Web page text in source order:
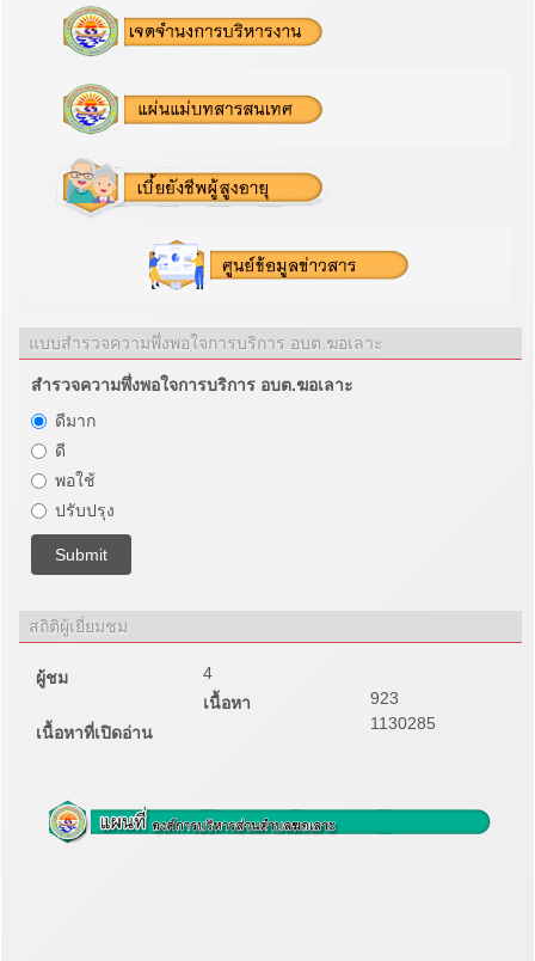
แบบสำรวจความพึ่งพอใจการบริการ อบต.ฆอเลาะ
สำรวจความพึ่งพอใจการบริการ อบต.ฆอเลาะ
ดีมาก
ดี
พอใช้
ปรับปรุง
สถิติผู้เยี่ยมชม
ผู้ชม
4
เนื้อหา
923
เนื้อหาที่เปิดอ่าน
1130285